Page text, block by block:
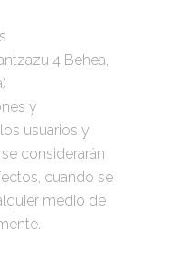
4 Behea,
y
usuarios y
se considerarán
cuando se
medio de